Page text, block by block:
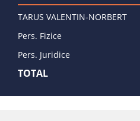
TARUS VALENTIN-NORBERT
Pers. Fizice
Pers. Juridice
TOTAL